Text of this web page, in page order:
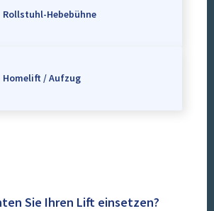
Rollstuhl-Hebebühne
Homelift / Aufzug
Sie Ihren Lift einsetzen?